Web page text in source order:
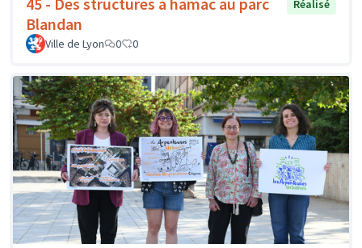
Blandan
Réalisé
Ville de Lyon 0 0